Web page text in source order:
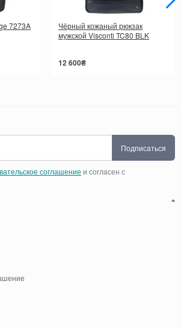
7273A
Чёрный кожаный рюкзак
мужской Visconti TC80 BLK
12 600₴
Подписаться
соглашение и согласен с